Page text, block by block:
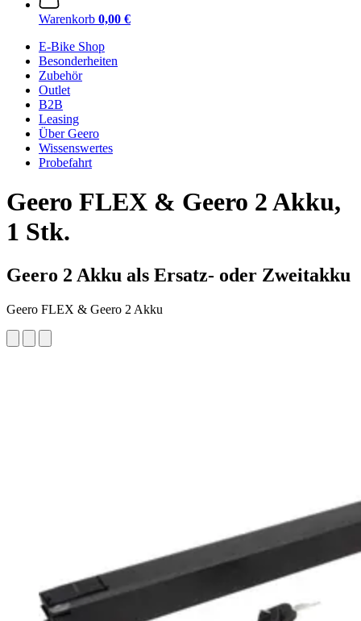
Warenkorb 0,00 €
E-Bike Shop
Besonderheiten
Zubehör
Outlet
B2B
Leasing
Über Geero
Wissenswertes
Probefahrt
Geero FLEX & Geero 2Akku,
1 Stk.
Geero 2 Akku als Ersatz- oder Zweitakku
Geero FLEX & Geero 2 Akku